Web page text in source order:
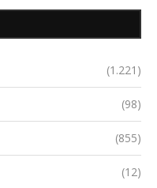
(1.221)
(98)
(855)
(12)